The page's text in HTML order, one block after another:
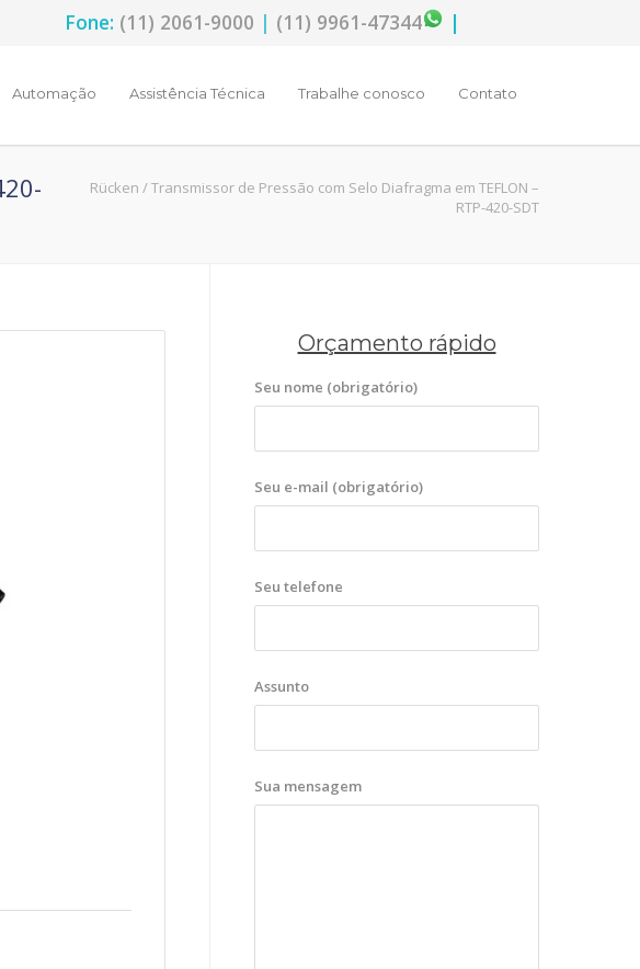
Fone: (11) 2061-9000 | (11) 9961-47344 |
Automação Assistência Técnica Trabalhe conosco Contato
Rücken / Transmissor de Pressão com Selo Diafragma em TEFLON –
RTP-420-SDT
Orçamento rápido
Seu nome (obrigatório)
Seu e-mail (obrigatório)
Seu telefone
Assunto
Sua mensagem